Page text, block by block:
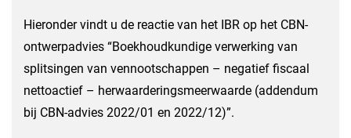
Hieronder vindt u de reactie van het IBR op het CBN-
ontwerpadvies “Boekhoudkundige verwerking van
splitsingen van vennootschappen – negatief fiscaal
nettoactief – herwaarderingsmeerwaarde (addendum
bij CBN-advies 2022/01 en 2022/12)”.